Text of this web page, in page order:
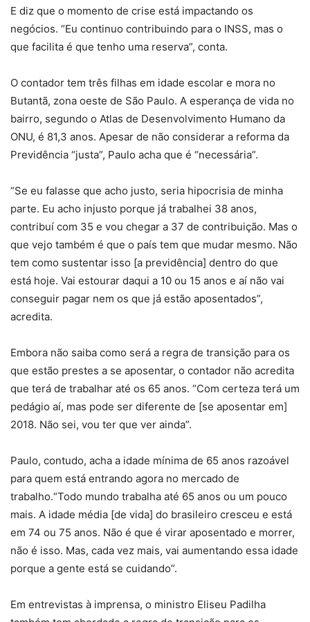
E diz que o momento de crise está impactando os
negócios. “Eu continuo contribuindo para o INSS, mas o
que facilita é que tenho uma reserva”, conta.
O contador tem três filhas em idade escolar e mora no
Butantã, zona oeste de São Paulo. A esperança de vida no
bairro, segundo o Atlas de Desenvolvimento Humano da
ONU, é 81,3 anos. Apesar de não considerar a reforma da
Previdência “justa”, Paulo acha que é “necessária”.
“Se eu falasse que acho justo, seria hipocrisia de minha
parte. Eu acho injusto porque já trabalhei 38 anos,
contribuí com 35 e vou chegar a 37 de contribuição. Mas o
que vejo também é que o país tem que mudar mesmo. Não
tem como sustentar isso [a previdência] dentro do que
está hoje. Vai estourar daqui a 10 ou 15 anos e aí não vai
conseguir pagar nem os que já estão aposentados”,
acredita.
Embora não saiba como será a regra de transição para os
que estão prestes a se aposentar, o contador não acredita
que terá de trabalhar até os 65 anos. “Com certeza terá um
pedágio aí, mas pode ser diferente de [se aposentar em]
2018. Não sei, vou ter que ver ainda”.
Paulo, contudo, acha a idade mínima de 65 anos razoável
para quem está entrando agora no mercado de
trabalho.“Todo mundo trabalha até 65 anos ou um pouco
mais. A idade média [de vida] do brasileiro cresceu e está
em 74 ou 75 anos. Não é que é virar aposentado e morrer,
não é isso. Mas, cada vez mais, vai aumentando essa idade
porque a gente está se cuidando”.
Em entrevistas à imprensa, o ministro Eliseu Padilha